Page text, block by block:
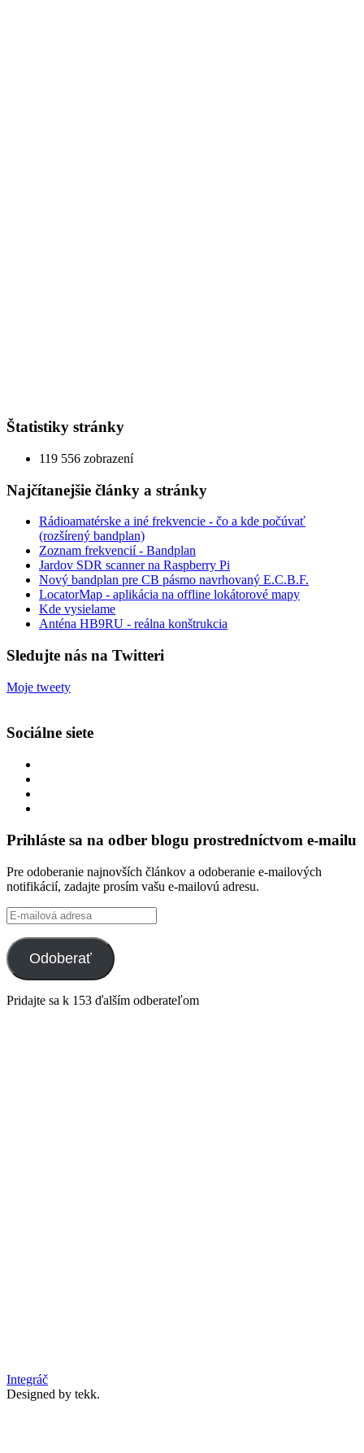
Štatistiky stránky
119 556 zobrazení
Najčítanejšie články a stránky
Rádioamatérske a iné frekvencie - čo a kde počúvať
(rozšírený bandplan)
Zoznam frekvencií - Bandplan
Jardov SDR scanner na Raspberry Pi
Nový bandplan pre CB pásmo navrhovaný E.C.B.F.
LocatorMap - aplikácia na offline lokátorové mapy
Kde vysielame
Anténa HB9RU - reálna konštrukcia
Sledujte nás na Twitteri
Moje tweety
Sociálne siete
Twitter
na
tekkoooo
YouTube
Prihláste sa na odber blogu prostredníctvom e-mailu
Pre odoberanie najnovších článkov a odoberanie e-mailových
notifikácií, zadajte prosím vašu e-mailovú adresu.
E-
mailová
adresa
Odoberať
Pridajte sa k 153 ďalším odberateľom
Integráč
Designed by tekk.